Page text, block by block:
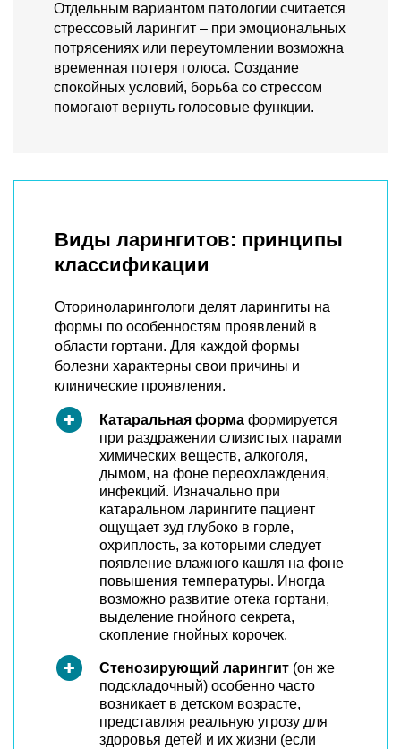
Отдельным вариантом патологии считается
стрессовый ларингит – при эмоциональных
потрясениях или переутомлении возможна
временная потеря голоса. Создание
спокойных условий, борьба со стрессом
помогают вернуть голосовые функции.
Виды ларингитов: принципы
классификации
Оториноларингологи делят ларингиты на
формы по особенностям проявлений в
области гортани. Для каждой формы
болезни характерны свои причины и
клинические проявления.
Катаральная форма формируется
при раздражении слизистых парами
химических веществ, алкоголя,
дымом, на фоне переохлаждения,
инфекций. Изначально при
катаральном ларингите пациент
ощущает зуд глубоко в горле,
охриплость, за которыми следует
появление влажного кашля на фоне
повышения температуры. Иногда
возможно развитие отека гортани,
выделение гнойного секрета,
скопление гнойных корочек.
Стенозирующий ларингит (он же
подскладочный) особенно часто
возникает в детском возрасте,
представляя реальную угрозу для
здоровья детей и их жизни (если